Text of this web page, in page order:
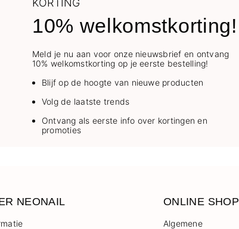
KORTING
10% welkomstkorting!
Meld je nu aan voor onze nieuwsbrief en ontvang
10% welkomstkorting op je eerste bestelling!
Blijf op de hoogte van nieuwe producten
Volg de laatste trends
Ontvang als eerste info over kortingen en
promoties
NEONAIL ONLINE SHOP
Algemene